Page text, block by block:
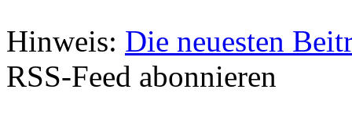
Hinweis: Die neuesten
RSS-Feed abonnieren